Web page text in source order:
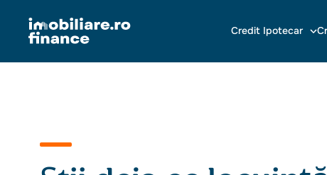
Credit Ipotecar